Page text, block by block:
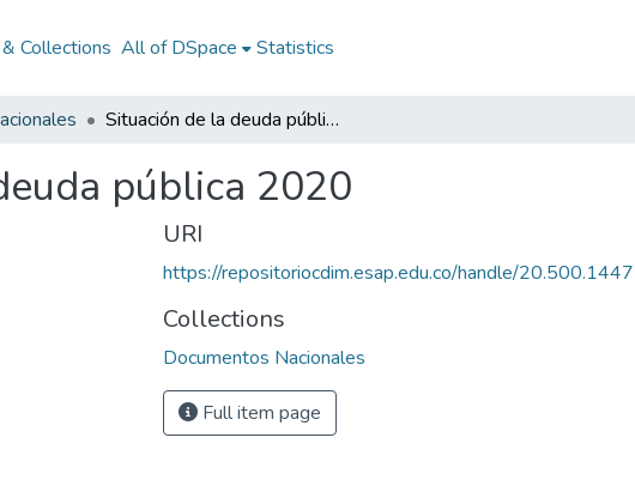
Collections All of DSpace Statistics
Situación de la deuda pública 2020
pública 2020
URI
https://repositoriocdim.esap.edu.co/handle/
Collections
Documentos Nacionales
Full item page